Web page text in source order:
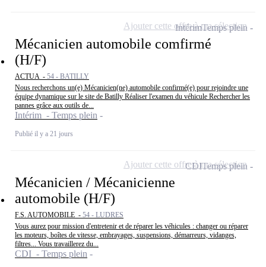
Mécanicien automobile comfirmé
(H/F)
ACTUA - 54 - BATILLY
Nous recherchons un(e) Mécanicien(ne) automobile confirmé(e) pour rejoindre une
équipe dynamique sur le site de Batilly Réaliser l'examen du véhicule Rechercher les
pannes grâce aux outils de...
Intérim - Temps plein
Publié il y a 21 jours
IntérimTemps plein
Ajouter cette offre à ma sélection
Mécanicien / Mécanicienne
automobile (H/F)
F.S. AUTOMOBILE - 54 - LUDRES
Vous aurez pour mission d'entretenir et de réparer les véhicules : changer ou réparer
les moteurs, boîtes de vitesse, embrayages, suspensions, démarreurs, vidanges,
filtres... Vous travaillerez du...
CDI - Temps plein
CDITemps plein
Ajouter cette offre à ma sélection